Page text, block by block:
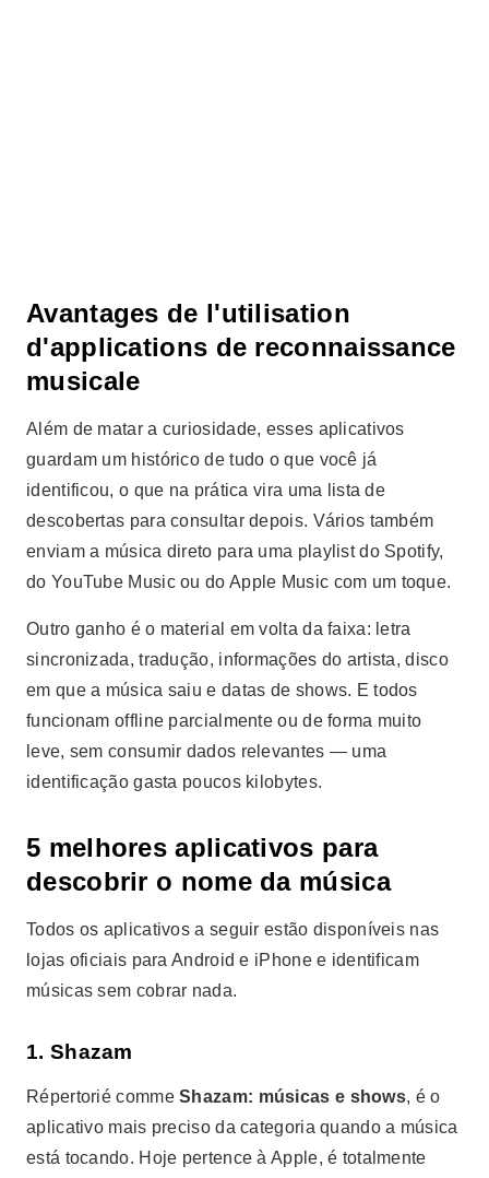
Avantages de l'utilisation
d'applications de reconnaissance
musicale
Além de matar a curiosidade, esses aplicativos
guardam um histórico de tudo o que você já
identificou, o que na prática vira uma lista de
descobertas para consultar depois. Vários também
enviam a música direto para uma playlist do Spotify,
do YouTube Music ou do Apple Music com um toque.
Outro ganho é o material em volta da faixa: letra
sincronizada, tradução, informações do artista, disco
em que a música saiu e datas de shows. E todos
funcionam offline parcialmente ou de forma muito
leve, sem consumir dados relevantes — uma
identificação gasta poucos kilobytes.
5 melhores aplicativos para
descobrir o nome da música
Todos os aplicativos a seguir estão disponíveis nas
lojas oficiais para Android e iPhone e identificam
músicas sem cobrar nada.
1. Shazam
Répertorié commeShazam: músicas e shows, é o
aplicativo mais preciso da categoria quando a música
está tocando. Hoje pertence à Apple, é totalmente